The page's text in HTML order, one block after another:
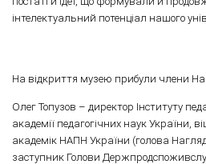
інтелектуальний потенціал нашого
На відкриття музею прибули члени
Олег Топузов – директор Інституту
академії педагогічних наук України,
академік НАПН України (голова
заступник Голови